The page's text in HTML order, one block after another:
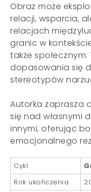
Obraz może
relacji, wsparcia,
relacjach
granic w
także
dopasowania się
stereotypów
Autorka zaprasza
się nad własnymi
innymi, oferując
emocjonalnego
Cykl
Rok ukończenia